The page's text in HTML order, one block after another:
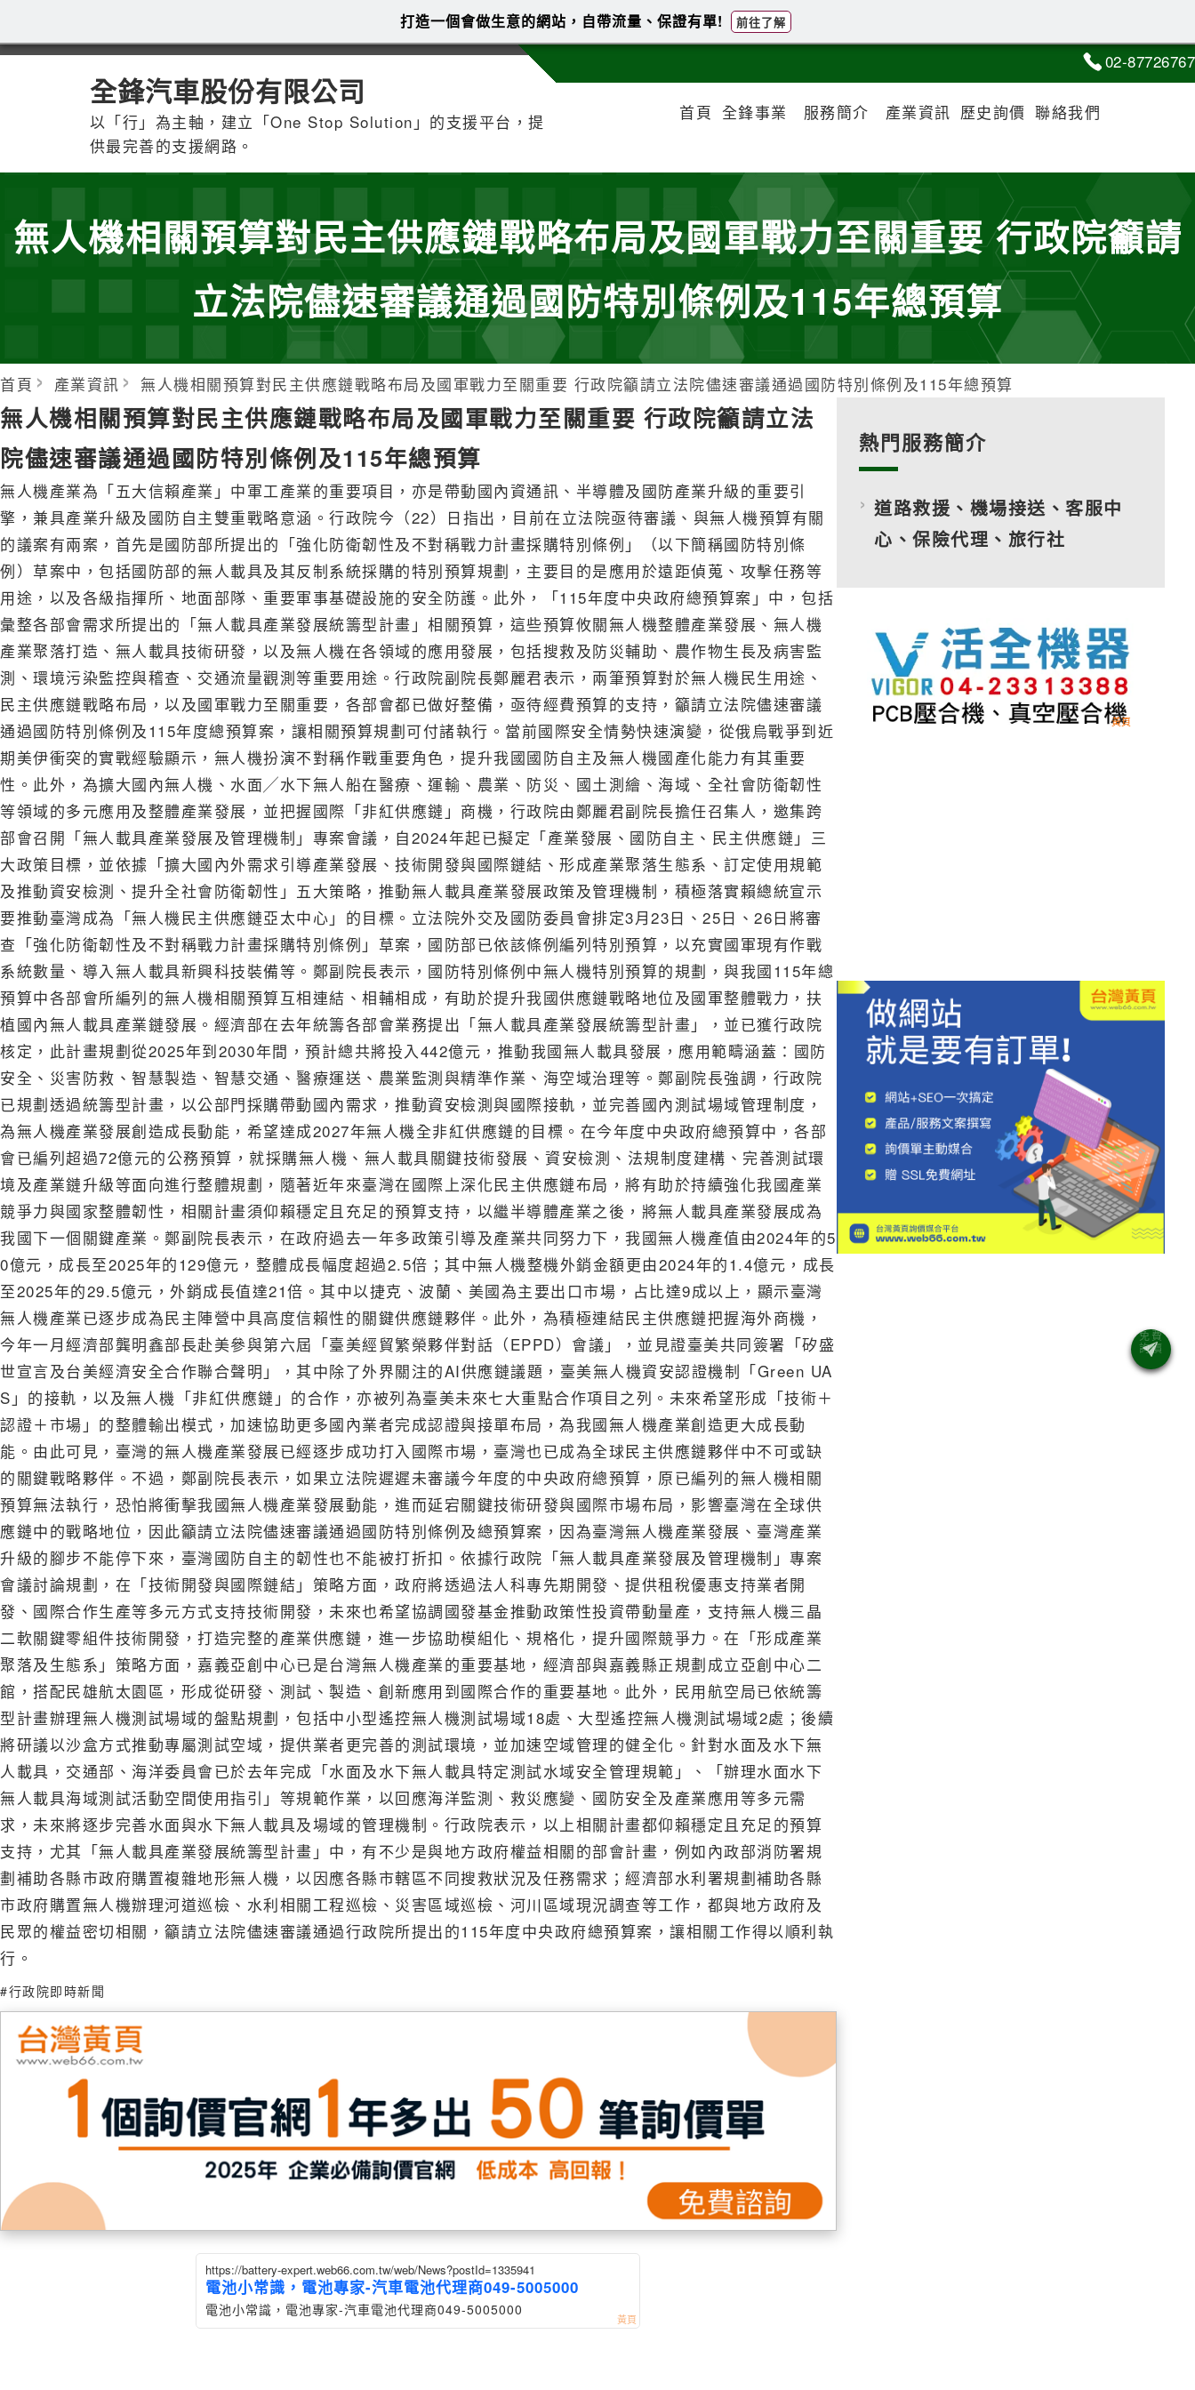
02-87726767
全鋒汽車股份有限公司
以「行」為主軸，建立「One Stop Solution」的支援平台，提
供最完善的支援網路。
首頁 全鋒事業 服務簡介 產業資訊 歷史詢價 聯絡我們
無人機相關預算對民主供應鏈戰略布局及國軍戰力至關重要 行政院籲請
立法院儘速審議通過國防特別條例及115年總預算
首頁 產業資訊 無人機相關預算對民主供應鏈戰略布局及國軍戰力至關重要 行政院籲請立法院儘速審議通過國防特別條例及115年總預算
無人機相關預算對民主供應鏈戰略布局及國軍戰力至關重要 行政院籲請立法
院儘速審議通過國防特別條例及115年總預算
無人機產業為「五大信賴產業」中軍工產業的重要項目，亦是帶動國內資通訊、半導體及國防產業升級的重要引
擎，兼具產業升級及國防自主雙重戰略意涵。行政院今（22）日指出，目前在立法院亟待審議、與無人機預算有關
的議案有兩案，首先是國防部所提出的「強化防衛韌性及不對稱戰力計畫採購特別條例」（以下簡稱國防特別條
例）草案中，包括國防部的無人載具及其反制系統採購的特別預算規劃，主要目的是應用於遠距偵蒐、攻擊任務等
用途，以及各級指揮所、地面部隊、重要軍事基礎設施的安全防護。此外，「115年度中央政府總預算案」中，包括
彙整各部會需求所提出的「無人載具產業發展統籌型計畫」相關預算，這些預算攸關無人機整體產業發展、無人機
產業聚落打造、無人載具技術研發，以及無人機在各領域的應用發展，包括搜救及防災輔助、農作物生長及病害監
測、環境污染監控與稽查、交通流量觀測等重要用途。行政院副院長鄭麗君表示，兩筆預算對於無人機民生用途、
民主供應鏈戰略布局，以及國軍戰力至關重要，各部會都已做好整備，亟待經費預算的支持，籲請立法院儘速審議
通過國防特別條例及115年度總預算案，讓相關預算規劃可付諸執行。當前國際安全情勢快速演變，從俄烏戰爭到近
期美伊衝突的實戰經驗顯示，無人機扮演不對稱作戰重要角色，提升我國國防自主及無人機國產化能力有其重要
性。此外，為擴大國內無人機、水面╱水下無人船在醫療、運輸、農業、防災、國土測繪、海域、全社會防衛韌性
等領域的多元應用及整體產業發展，並把握國際「非紅供應鏈」商機，行政院由鄭麗君副院長擔任召集人，邀集跨
部會召開「無人載具產業發展及管理機制」專案會議，自2024年起已擬定「產業發展、國防自主、民主供應鏈」三
大政策目標，並依據「擴大國內外需求引導產業發展、技術開發與國際鏈結、形成產業聚落生態系、訂定使用規範
及推動資安檢測、提升全社會防衛韌性」五大策略，推動無人載具產業發展政策及管理機制，積極落實賴總統宣示
要推動臺灣成為「無人機民主供應鏈亞太中心」的目標。立法院外交及國防委員會排定3月23日、25日、26日將審
查「強化防衛韌性及不對稱戰力計畫採購特別條例」草案，國防部已依該條例編列特別預算，以充實國軍現有作戰
系統數量、導入無人載具新興科技裝備等。鄭副院長表示，國防特別條例中無人機特別預算的規劃，與我國115年總
預算中各部會所編列的無人機相關預算互相連結、相輔相成，有助於提升我國供應鏈戰略地位及國軍整體戰力，扶
植國內無人載具產業鏈發展。經濟部在去年統籌各部會業務提出「無人載具產業發展統籌型計畫」，並已獲行政院
核定，此計畫規劃從2025年到2030年間，預計總共將投入442億元，推動我國無人載具發展，應用範疇涵蓋：國防
安全、災害防救、智慧製造、智慧交通、醫療運送、農業監測與精準作業、海空域治理等。鄭副院長強調，行政院
已規劃透過統籌型計畫，以公部門採購帶動國內需求，推動資安檢測與國際接軌，並完善國內測試場域管理制度，
為無人機產業發展創造成長動能，希望達成2027年無人機全非紅供應鏈的目標。在今年度中央政府總預算中，各部
會已編列超過72億元的公務預算，就採購無人機、無人載具關鍵技術發展、資安檢測、法規制度建構、完善測試環
境及產業鏈升級等面向進行整體規劃，隨著近年來臺灣在國際上深化民主供應鏈布局，將有助於持續強化我國產業
競爭力與國家整體韌性，相關計畫須仰賴穩定且充足的預算支持，以繼半導體產業之後，將無人載具產業發展成為
我國下一個關鍵產業。鄭副院長表示，在政府過去一年多政策引導及產業共同努力下，我國無人機產值由2024年的5
0億元，成長至2025年的129億元，整體成長幅度超過2.5倍；其中無人機整機外銷金額更由2024年的1.4億元，成長
至2025年的29.5億元，外銷成長值達21倍。其中以捷克、波蘭、美國為主要出口市場，占比達9成以上，顯示臺灣
無人機產業已逐步成為民主陣營中具高度信賴性的關鍵供應鏈夥伴。此外，為積極連結民主供應鏈把握海外商機，
今年一月經濟部龔明鑫部長赴美參與第六屆「臺美經貿繁榮夥伴對話（EPPD）會議」，並見證臺美共同簽署「矽盛
世宣言及台美經濟安全合作聯合聲明」，其中除了外界關注的AI供應鏈議題，臺美無人機資安認證機制「Green UA
S」的接軌，以及無人機「非紅供應鏈」的合作，亦被列為臺美未來七大重點合作項目之列。未來希望形成「技術＋
認證＋市場」的整體輸出模式，加速協助更多國內業者完成認證與接單布局，為我國無人機產業創造更大成長動
能。由此可見，臺灣的無人機產業發展已經逐步成功打入國際市場，臺灣也已成為全球民主供應鏈夥伴中不可或缺
的關鍵戰略夥伴。不過，鄭副院長表示，如果立法院遲遲未審議今年度的中央政府總預算，原已編列的無人機相關
預算無法執行，恐怕將衝擊我國無人機產業發展動能，進而延宕關鍵技術研發與國際市場布局，影響臺灣在全球供
應鏈中的戰略地位，因此籲請立法院儘速審議通過國防特別條例及總預算案，因為臺灣無人機產業發展、臺灣產業
升級的腳步不能停下來，臺灣國防自主的韌性也不能被打折扣。依據行政院「無人載具產業發展及管理機制」專案
會議討論規劃，在「技術開發與國際鏈結」策略方面，政府將透過法人科專先期開發、提供租稅優惠支持業者開
發、國際合作生產等多元方式支持技術開發，未來也希望協調國發基金推動政策性投資帶動量產，支持無人機三晶
二軟關鍵零組件技術開發，打造完整的產業供應鏈，進一步協助模組化、規格化，提升國際競爭力。在「形成產業
聚落及生態系」策略方面，嘉義亞創中心已是台灣無人機產業的重要基地，經濟部與嘉義縣正規劃成立亞創中心二
館，搭配民雄航太園區，形成從研發、測試、製造、創新應用到國際合作的重要基地。此外，民用航空局已依統籌
型計畫辦理無人機測試場域的盤點規劃，包括中小型遙控無人機測試場域18處、大型遙控無人機測試場域2處；後續
將研議以沙盒方式推動專屬測試空域，提供業者更完善的測試環境，並加速空域管理的健全化。針對水面及水下無
人載具，交通部、海洋委員會已於去年完成「水面及水下無人載具特定測試水域安全管理規範」、「辦理水面水下
無人載具海域測試活動空間使用指引」等規範作業，以回應海洋監測、救災應變、國防安全及產業應用等多元需
求，未來將逐步完善水面與水下無人載具及場域的管理機制。行政院表示，以上相關計畫都仰賴穩定且充足的預算
支持，尤其「無人載具產業發展統籌型計畫」中，有不少是與地方政府權益相關的部會計畫，例如內政部消防署規
劃補助各縣市政府購置複雜地形無人機，以因應各縣市轄區不同搜救狀況及任務需求；經濟部水利署規劃補助各縣
市政府購置無人機辦理河道巡檢、水利相關工程巡檢、災害區域巡檢、河川區域現況調查等工作，都與地方政府及
民眾的權益密切相關，籲請立法院儘速審議通過行政院所提出的115年度中央政府總預算案，讓相關工作得以順利執
行。
#行政院即時新聞
https://battery-expert.web66.com.tw/web/News?postId=1335941
電池小常識，電池專家-汽車電池代理商049-5005000
電池小常識，電池專家-汽車電池代理商049-5005000
熱門服務簡介
道路救援、機場接送、客服中
心、保險代理、旅行社
打造一個會做生意的網站，自帶流量、保證有單! 前往了解